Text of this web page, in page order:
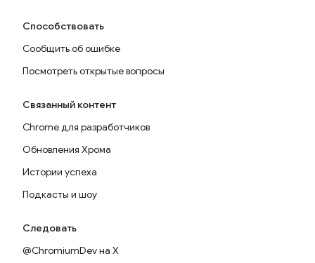
Способствовать
Сообщить об ошибке
Посмотреть открытые вопросы
Связанный контент
Chrome для разработчиков
Обновления Хрома
Истории успеха
Подкасты и шоу
Следовать
@ChromiumDev на X